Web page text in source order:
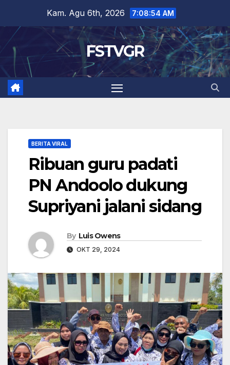
content
Kam. Agu 6th, 2026 7:08:54 AM
FSTVGR
BERITA VIRAL
Ribuan guru padati
PN Andoolo dukung
Supriyani jalani sidang
By Luis Owens
OKT 29, 2024